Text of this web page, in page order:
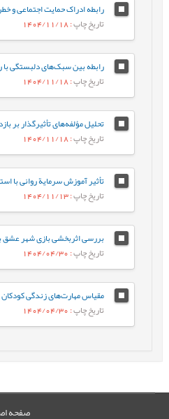
تاریخ چاپ: 1404/11/18
تاریخ چاپ: 1404/11/18
تاریخ چاپ: 1404/11/18
تاریخ چاپ: 1404/11/13
بررسی اثربخشی بازی شهر عشق
تاریخ چاپ: 1404/04/30
تاریخ چاپ: 1404/04/30
صفحه